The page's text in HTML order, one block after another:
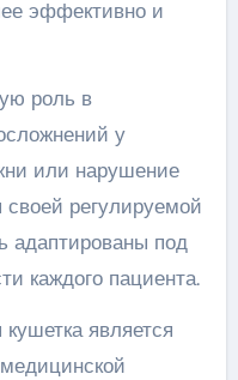
эффективно и
роль в
у
или нарушение
регулируемой
адаптированы под
каждого пациента.
является